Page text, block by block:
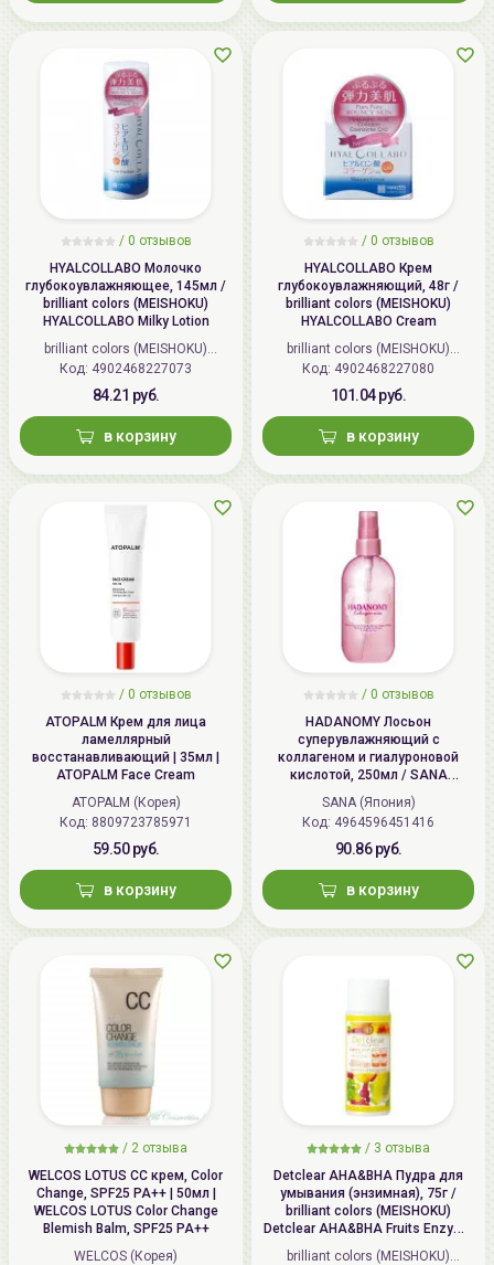
/ 0 отзывов
HYALCOLLABO Молочко
глубокоувлажняющее, 145мл /
brilliant colors (MEISHOKU)
HYALCOLLABO Milky Lotion
brilliant colors (MEISHOKU)
(Япония)
Код: 4902468227073
84.21 руб.
в корзину
/ 0 отзывов
HYALCOLLABO Крем
глубокоувлажняющий, 48г /
brilliant colors (MEISHOKU)
HYALCOLLABO Cream
brilliant colors (MEISHOKU)
(Япония)
Код: 4902468227080
101.04 руб.
в корзину
/ 0 отзывов
ATOPALM Крем для лица
ламеллярный
восстанавливающий | 35мл |
ATOPALM Face Cream
ATOPALM (Корея)
Код: 8809723785971
59.50 руб.
в корзину
/ 0 отзывов
HADANOMY Лосьон
суперувлажняющий с
коллагеном и гиалуроновой
кислотой, 250мл / SANA
HADANOMY Collagen mist
SANA (Япония)
Код: 4964596451416
90.86 руб.
в корзину
/ 2 отзыва
WELCOS LOTUS СС крем, Color
Change, SPF25 PA++ | 50мл |
WELCOS LOTUS Color Change
Blemish Balm, SPF25 PA++
WELCOS (Корея)
/ 3 отзыва
Detclear AHA&BHA Пудра для
умывания (энзимная), 75г /
brilliant colors (MEISHOKU)
Detclear AHA&BHA Fruits Enzyme
Powder Wash
brilliant colors (MEISHOKU)